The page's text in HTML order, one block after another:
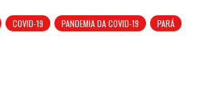
COVID-19 PANDEMIA DA COVID-19 PARÁ